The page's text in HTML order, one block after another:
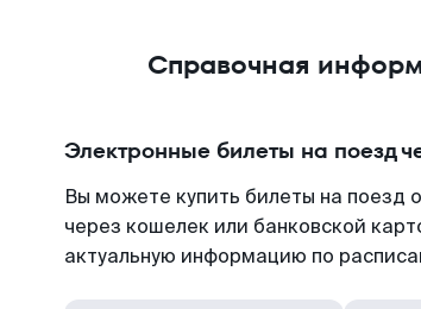
Справочная
Электронные билеты на поезд
Вы можете купить билеты на поезд
через кошелек или банковской
актуальную информацию по